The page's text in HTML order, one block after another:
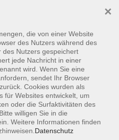
die von einer Website
des Nutzers während des
des Nutzers gespeichert
jede Nachricht in einer
wird. Wenn Sie eine
sendet Ihr Browser
Cookies wurden als
für Websites entwickelt, um
oder die Surfaktivitäten des
willigen Sie in die
Weitere Informationen finden
Datenschutz
×